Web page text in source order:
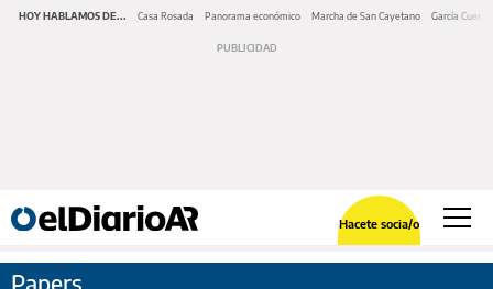
HOY HABLAMOS DE... Casa Rosada Panorama económico Marcha de San Cayetano García Cuerva
Hacete socia/o
Papers